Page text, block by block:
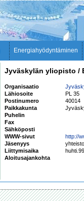
Energiahyödyntäminen
Jyväskylän yliopisto /
Organisaatio
Lähiosoite
PL 35
Postinumero
40014
Paikkakunta
Puhelin
Fax
Sähköposti
WWW-sivut
http://
Jäsenyys
Liittymisaika
Aloitusajankohta